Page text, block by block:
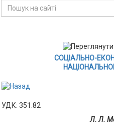
СОЦІАЛЬНО-
УДК: 351.82
Л. Л.